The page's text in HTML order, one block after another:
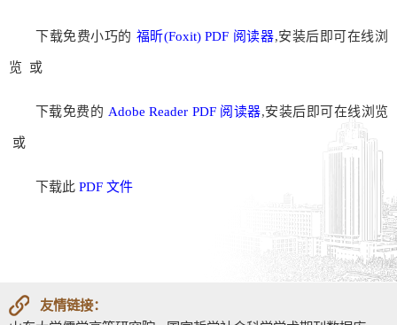
下载免费小巧的 福昕(Foxit) PDF 阅读器,安装后即可在线浏
览 或
下载免费的 Adobe Reader PDF 阅读器,安装后即可在线浏览
或
下载此 PDF 文件
友情链接：